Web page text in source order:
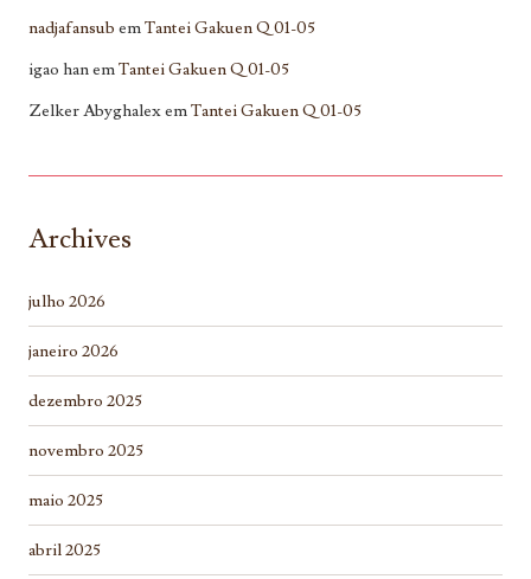
nadjafansub emTantei Gakuen Q 01-05
igao hanemTantei Gakuen Q 01-05
Zelker AbyghalexemTantei Gakuen Q 01-05
Archives
julho 2026
janeiro 2026
dezembro 2025
novembro 2025
maio 2025
abril 2025